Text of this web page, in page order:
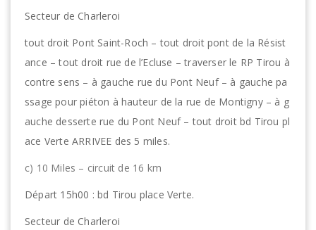
Secteur de Charleroi
tout droit Pont Saint-Roch – tout droit pont de la Résist
ance – tout droit rue de l’Ecluse – traverser le RP Tirou à
contre sens – à gauche rue du Pont Neuf – à gauche pa
ssage pour piéton à hauteur de la rue de Montigny – à g
auche desserte rue du Pont Neuf – tout droit bd Tirou pl
ace Verte ARRIVEE des 5 miles.
c) 10 Miles – circuit de 16 km
Départ 15h00 : bd Tirou place Verte.
Secteur de Charleroi